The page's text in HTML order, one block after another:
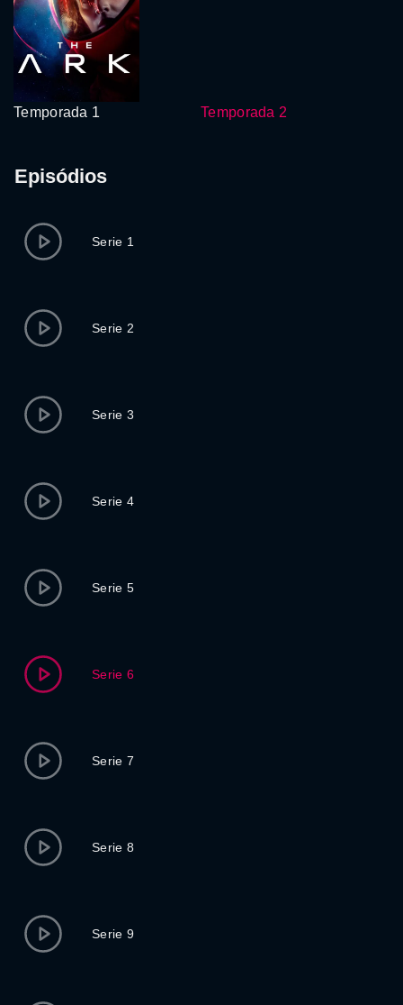
Temporada 1 Temporada 2
Episódios
Serie 1
Serie 2
Serie 3
Serie 4
Serie 5
Serie 6
Serie 7
Serie 8
Serie 9